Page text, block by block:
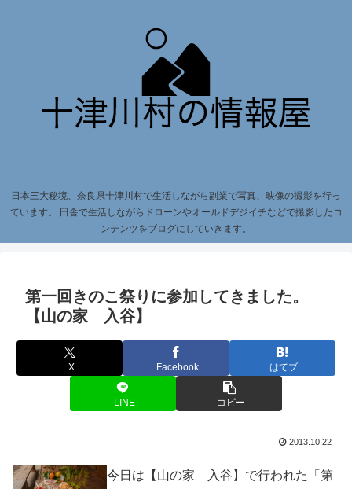
日本三大秘境、奈良県十津川村で生活しながら副業で写真、映像の撮影を行っ
ています。 田舎で生活しながらドローンやオールドデジイチなどで撮影したコ
ンテンツをブログにしていきます。
第一回きのこ祭りに参加してきました。
【山の家 入谷】
X Facebook はてブ
LINE コピー
2013.10.22
今日は【山の家 入谷】で行われた「第